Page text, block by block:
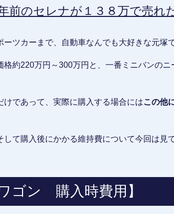
前のセレナが１３８万で売れ
ツカーまで、自動車なんでも大好きな元塚で
格約220万円～300万円と、一番ミニバンの
けであって、実際に購入する場合にはこの他
て購入後にかかる維持費について今回は見
ゴン 購入時費用】